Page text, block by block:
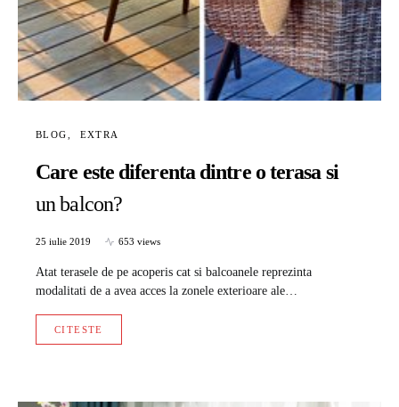
BLOG EXTRA
Care este diferenta dintre o terasa si
un balcon?
25 iulie 2019 653 views
Atat terasele de pe acoperis cat si balcoanele reprezinta
modalitati de a avea acces la zonele exterioare ale…
CITESTE